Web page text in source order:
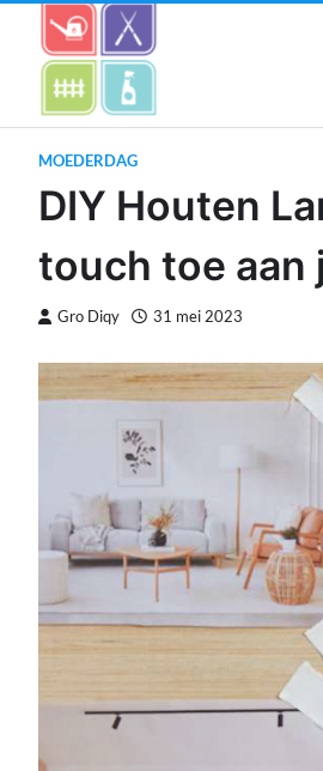
content
MOEDERDAG
DIY Houten
touch toe aan
Gro Diqy 31 mei 2023